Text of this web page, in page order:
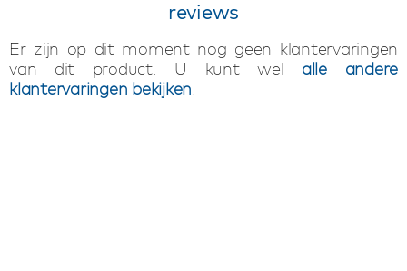
reviews
Er zijn op dit moment nog geen klantervaringen
van dit product. U kunt wel alle andere
klantervaringen bekijken.